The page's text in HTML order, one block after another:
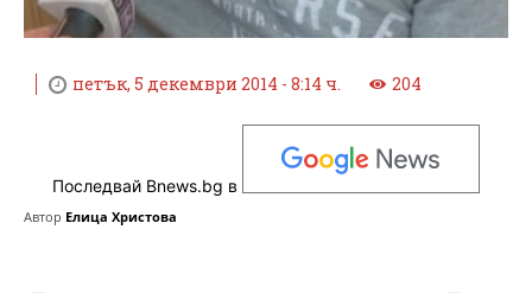
петък, 5 декември 2014 - 8:14 ч. 204
Последвай Bnews.bg в
Автор Елица Христова